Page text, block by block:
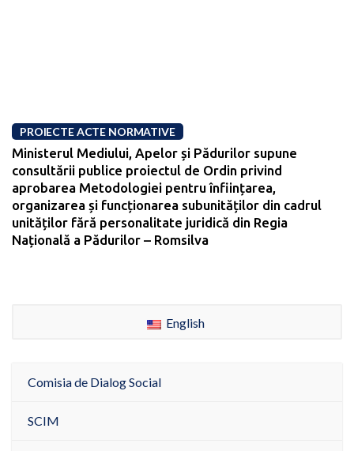
PROIECTE ACTE NORMATIVE
Ministerul Mediului, Apelor și Pădurilor supune
consultării publice proiectul de Ordin privind
aprobarea Metodologiei pentru înființarea,
organizarea și funcționarea subunităților din cadrul
unităților fără personalitate juridică din Regia
Națională a Pădurilor – Romsilva
English
Comisia de Dialog Social
SCIM